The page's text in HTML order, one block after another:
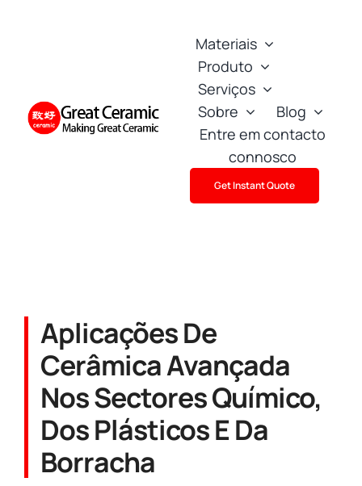
Materiais
Produto
Serviços
Sobre
Blog
Entre em contacto
connosco
Get Instant Quote
Aplicações De
Cerâmica Avançada
Nos Sectores Químico,
Dos Plásticos E Da
Borracha